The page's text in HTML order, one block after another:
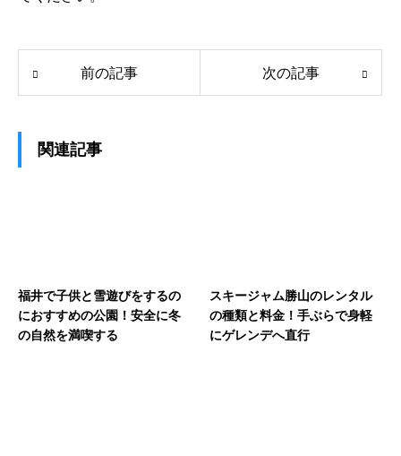
前の記事 次の記事
関連記事
福井で子供と雪遊びをするの
におすすめの公園！安全に冬
の自然を満喫する
スキージャム勝山のレンタル
の種類と料金！手ぶらで身軽
にゲレンデへ直行